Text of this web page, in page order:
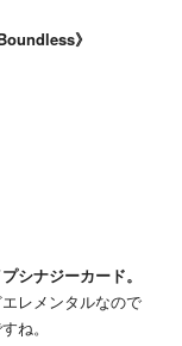
》
シナジーカード。
レメンタルなので
ね。